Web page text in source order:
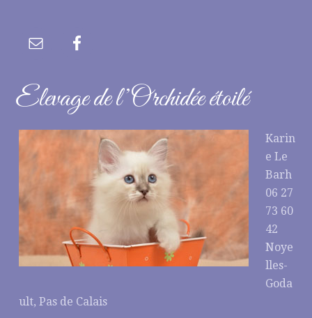
Elevage de l’Orchidée étoilé
Karin
e Le
Barh
06 27
73 60
42
Noye
lles-
Goda
ult, Pas de Calais